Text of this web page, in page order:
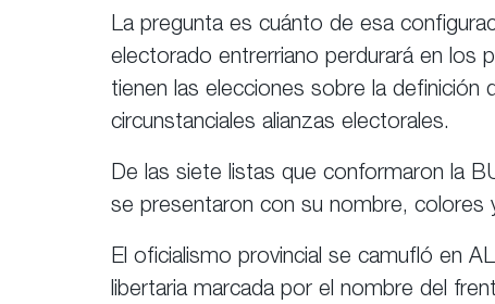
La pregunta es cuánto de esa
electorado entrerriano perdurará en los
tienen las elecciones sobre la definición
circunstanciales alianzas electorales.
De las siete listas que conformaron la
se presentaron con su nombre, colores
El oficialismo provincial se camufló en
libertaria marcada por el nombre del